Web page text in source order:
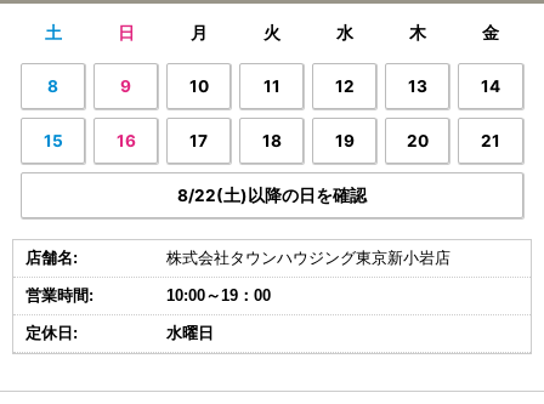
土 日 月 火 水 木 金
8 9 10 11 12 13 14
15 16 17 18 19 20 21
8/22(土)以降の日を確認
店舗名: 株式会社タウンハウジング東京新小岩店
営業時間: 10:00～19：00
定休日: 水曜日